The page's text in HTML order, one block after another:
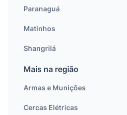
Paranaguá
Matinhos
Shangrilá
Mais na região
Armas e Munições
Cercas Elétricas